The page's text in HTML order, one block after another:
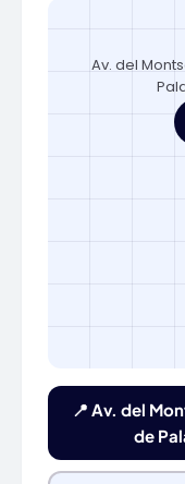
Av. del
📍 Av. del
de